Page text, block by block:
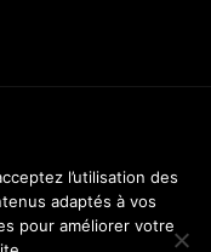
droits réservés.
- 01 82 28 51 34
l’utilisation des
adaptés à vos
pour améliorer votre